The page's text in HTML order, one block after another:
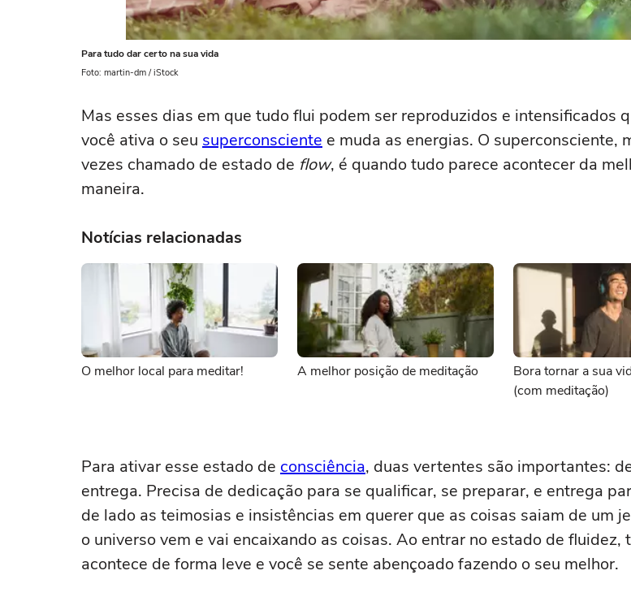
Para tudo dar certo na sua vida
Foto: martin-dm / iStock
Mas esses dias em que tudo flui podem ser reproduzidos e intensificados
você ativa o seu superconsciente e muda as energias. O superconsciente,
vezes chamado de estado de flow, é quando tudo parece acontecer da
maneira.
Notícias relacionadas
O melhor local para meditar! A melhor posição de meditação
Bora tornar a sua
(com meditação)
Para ativar esse estado de consciência, duas vertentes são importantes:
entrega. Precisa de dedicação para se qualificar, se preparar, e entrega
de lado as teimosias e insistências em querer que as coisas saiam de um
o universo vem e vai encaixando as coisas. Ao entrar no estado de fluidez,
acontece de forma leve e você se sente abençoado fazendo o seu melhor.